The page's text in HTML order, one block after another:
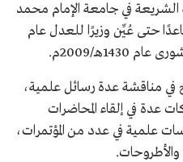
في جامعة الإمام محمد
حتى عُيِّن وزيرًا للعدل عام
مناقشة عدة رسائل علمية،
عدة في إلقاء المحاضرات
علمية في عدد من المؤتمرات،